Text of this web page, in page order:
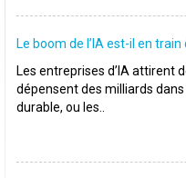
Le boom de l’IA est-il en
Les entreprises d’IA attirent
dépensent des milliards
durable, ou les..